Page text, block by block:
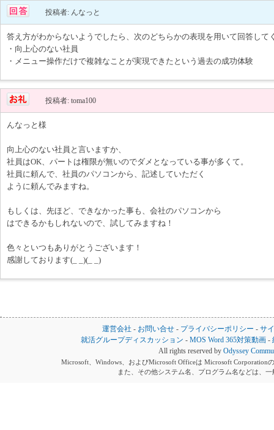
投稿者: んなっと
答え方がわからないようでしたら、次のどちらかの表現を用いて回答して
・向上心のない社員
・メニュー操作だけで複雑なことが実現できたという過去の成功体験
投稿者: toma100
んなっと様
向上心のない社員と言いますか、
社員はOK、パートは権限が無いのでダメとなっている事が多くて。
社員に頼んで、社員のパソコンから、記述していただく
ように頼んでみますね。
もしくは、先ほど、できなかった事も、会社のパソコンから
はできるかもしれないので、試してみますね！
色々といつもありがとうございます！
感謝しております(_ _)(_ _)
運営会社 - お問い合せ - プライバシーポリシー - サ
就活グループディスカッション -MOS Word 365対策動画 -
All rights reserved by Odyssey
Microsoft、Windows、およびMicrosoft Officeは Microsoft Corporation
また、その他システム名、プログラム名などは、